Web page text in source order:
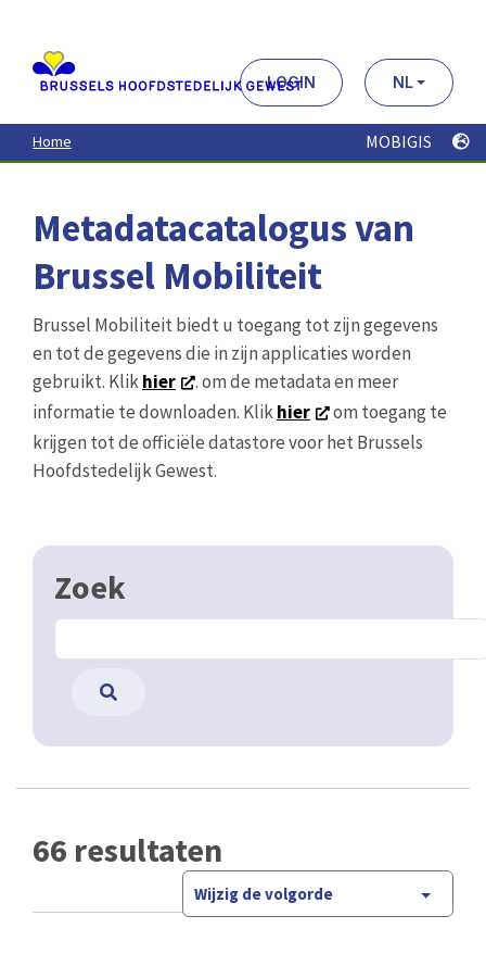
contenu
principal
LOGIN NL
Home MOBIGIS
Metadatacatalogus van
Brussel Mobiliteit
Brussel Mobiliteit biedt u toegang tot zijn gegevens
en tot de gegevens die in zijn applicaties worden
gebruikt. Klikhier
. om de metadata en meer
informatie te downloaden. Klikhier
om toegang te
krijgen tot de officiële datastore voor het Brussels
Hoofdstedelijk Gewest.
Zoek
66 resultaten
Wijzig de volgorde